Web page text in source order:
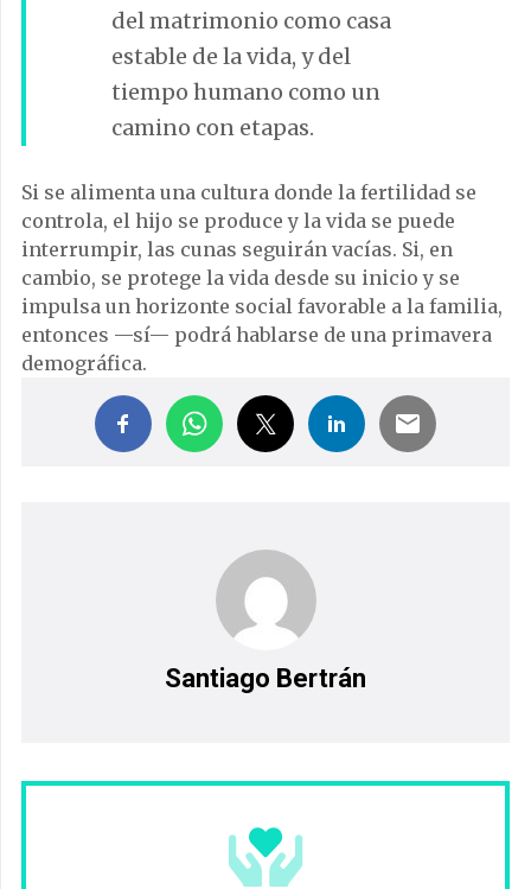
del matrimonio como casa
estable de la vida, y del
tiempo humano como un
camino con etapas.
Si se alimenta una cultura donde la fertilidad se
controla, el hijo se produce y la vida se puede
interrumpir, las cunas seguirán vacías. Si, en
cambio, se protege la vida desde su inicio y se
impulsa un horizonte social favorable a la familia,
entonces —sí— podrá hablarse de una primavera
demográfica.
Santiago Bertrán